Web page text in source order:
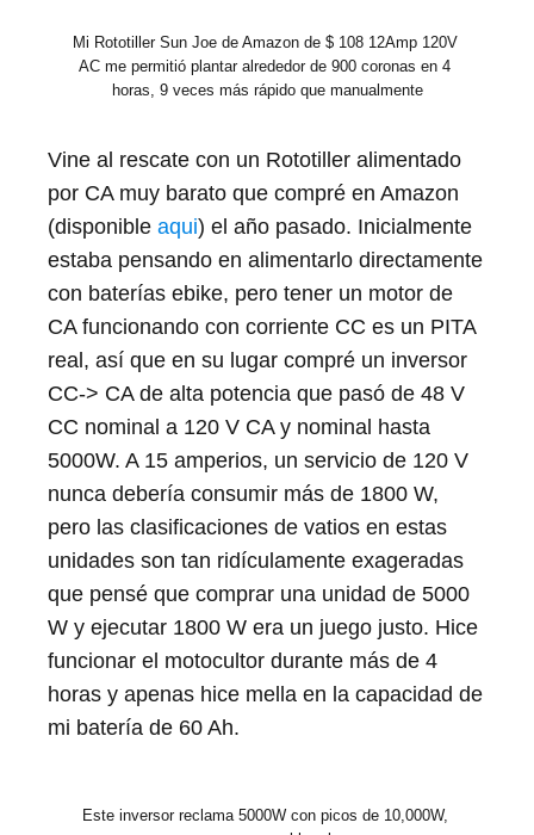
Mi Rototiller Sun Joe de Amazon de $ 108 12Amp 120V
AC me permitió plantar alrededor de 900 coronas en 4
horas, 9 veces más rápido que manualmente
Vine al rescate con un Rototiller alimentado
por CA muy barato que compré en Amazon
(disponible aqui) el año pasado. Inicialmente
estaba pensando en alimentarlo directamente
con baterías ebike, pero tener un motor de
CA funcionando con corriente CC es un PITA
real, así que en su lugar compré un inversor
CC-> CA de alta potencia que pasó de 48 V
CC nominal a 120 V CA y nominal hasta
5000W. A 15 amperios, un servicio de 120 V
nunca debería consumir más de 1800 W,
pero las clasificaciones de vatios en estas
unidades son tan ridículamente exageradas
que pensé que comprar una unidad de 5000
W y ejecutar 1800 W era un juego justo. Hice
funcionar el motocultor durante más de 4
horas y apenas hice mella en la capacidad de
mi batería de 60 Ah.
Este inversor reclama 5000W con picos de 10,000W,